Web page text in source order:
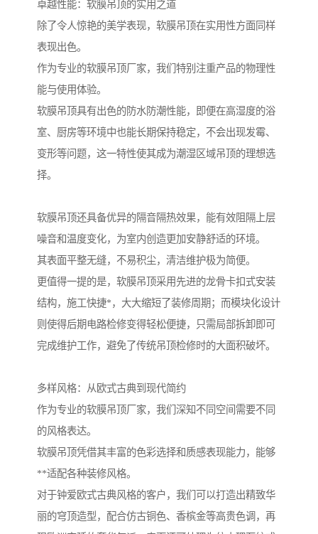
卓越性能：软膜吊顶的实用之道
除了令人惊艳的美学表现，软膜吊顶在实用性方面同样
表现出色。
作为专业的软膜吊顶厂家，我们特别注重产品的物理性
能与使用体验。
软膜吊顶具有出色的防水防潮性能，即便在高湿度的浴
室、厨房等环境中也能长期保持稳定，不会出现发霉、
变形等问题，这一特性使其成为潮湿区域吊顶的理想选
择。
软膜吊顶还具备优异的隔音隔热效果，能有效阻隔上层
噪音和温度变化，为室内创造更加安静舒适的环境。
其表面平整无缝，不易积尘，清洁维护极为简便。
更值得一提的是，软膜吊顶采用先进的龙骨卡扣式安装
结构，施工快捷*，大大缩短了装修周期；而模块化设计
则使得后期电路检修变得轻松便捷，只需局部拆卸即可
完成维护工作，避免了传统吊顶检修时的大面积破坏。
多样风格：从欧式古典到现代简约
作为专业的软膜吊顶厂家，我们深知不同空间需要不同
的风格表达。
软膜吊顶凭借其丰富的色彩选择和质感表现能力，能够
**适配各种装修风格。
对于钟爱欧式古典风格的客户，我们可以打造出精致华
丽的穹顶造型，配合仿古铜色、香槟金等高贵色调，再